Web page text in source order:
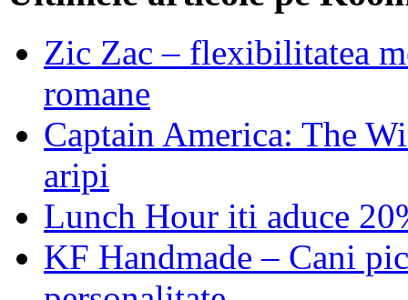
Zic Zac – flexibilitatea
romane
Captain America: The
aripi
Lunch Hour iti aduce
KF Handmade – Cani